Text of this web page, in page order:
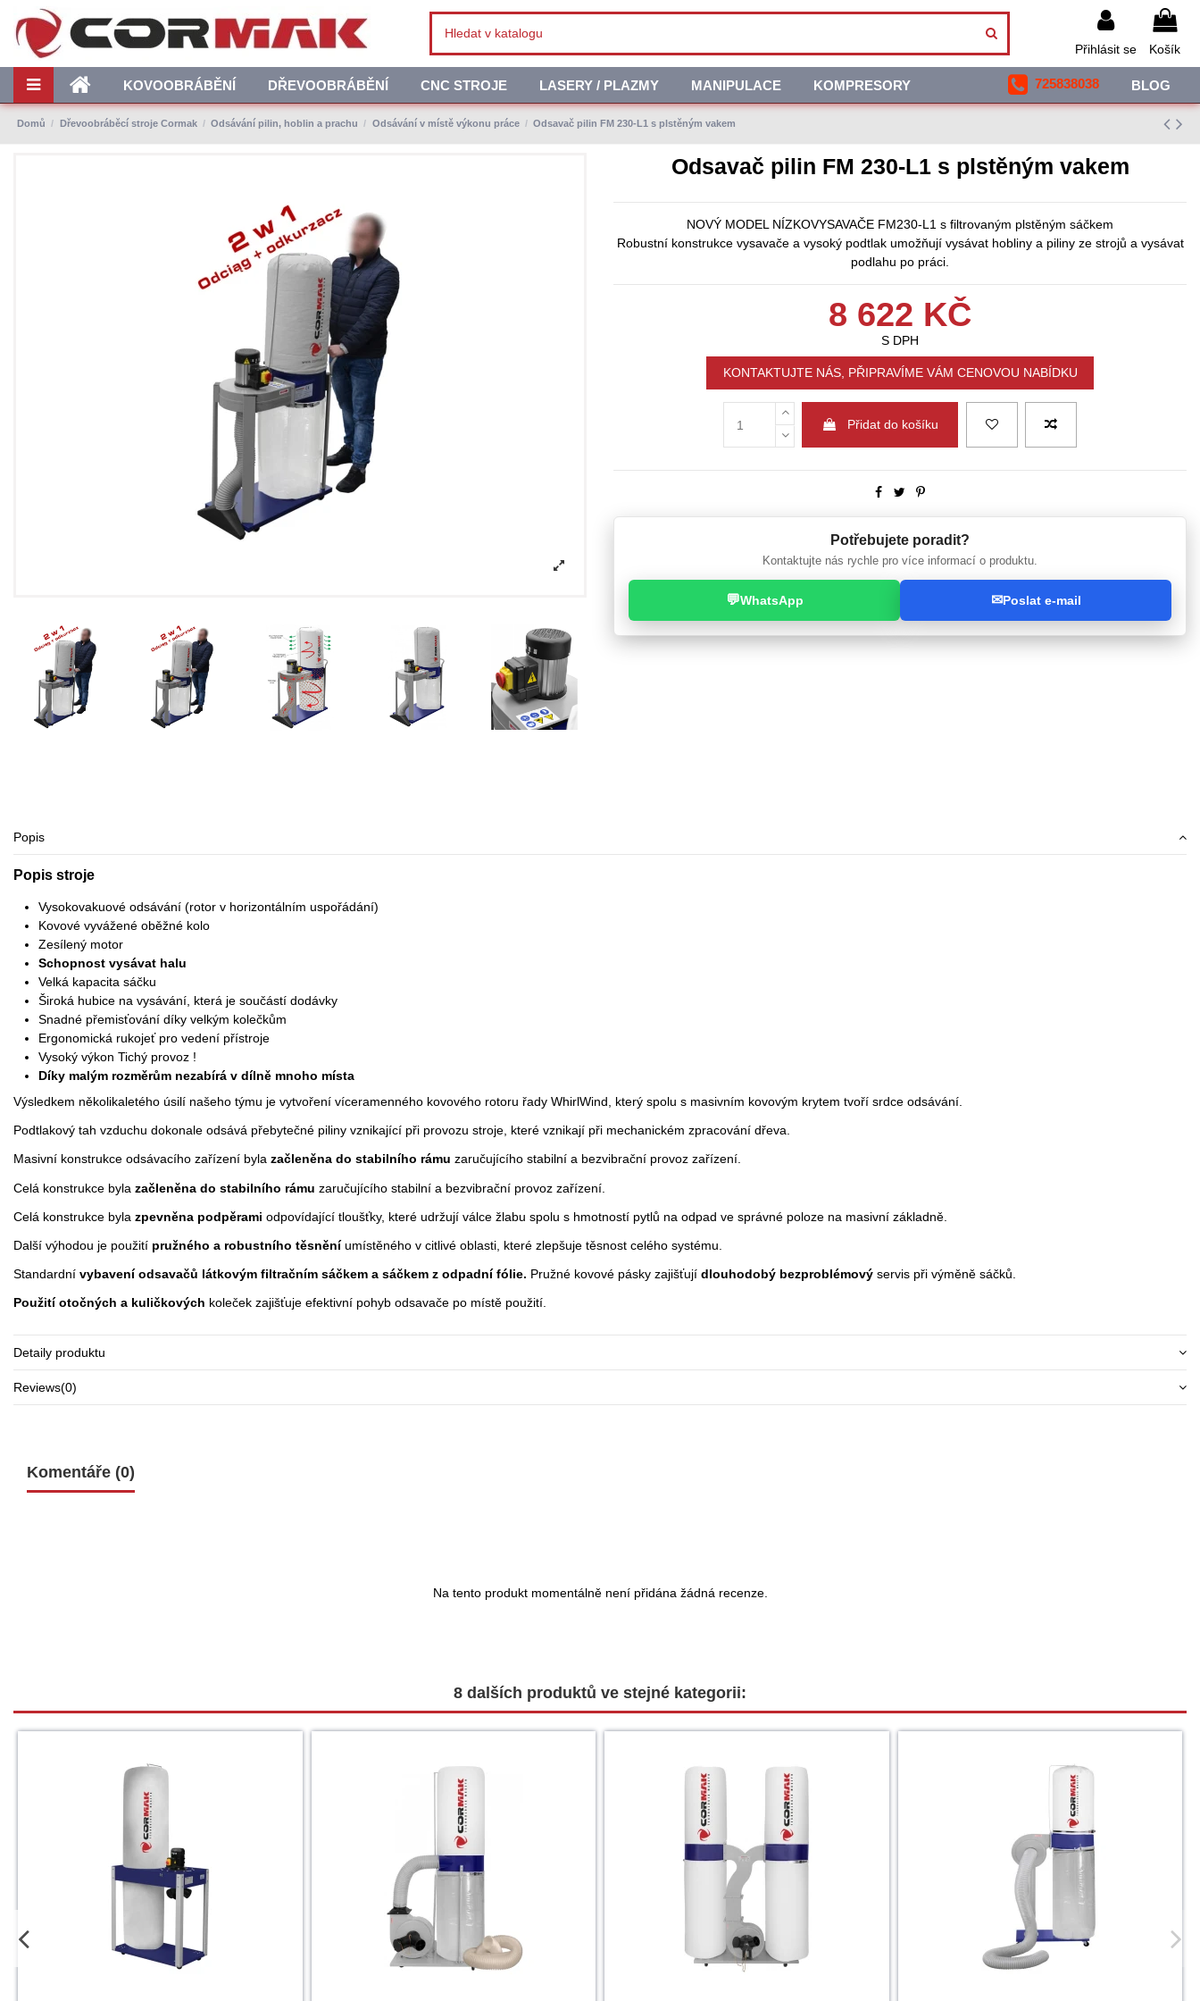
Přihlásit se Košík
KOVOOBRÁBĚNÍ DŘEVOOBRÁBĚNÍ CNC STROJE LASERY / PLAZMY MANIPULACE KOMPRESORY BLOG
725838038
Domů Dřevoobráběcí stroje Cormak Odsávání pilin, hoblin a prachu Odsávání v místě výkonu práce Odsavač pilin FM 230-L1 s plstěným vakem
Odsavač pilin FM 230-L1 s plstěným vakem
NOVÝ MODEL NÍZKOVYSAVAČE FM230-L1 s filtrovaným plstěným sáčkem
Robustní konstrukce vysavače a vysoký podtlak umožňují vysávat hobliny a piliny ze strojů a vysávat
podlahu po práci.
8 622 KČ
S DPH
KONTAKTUJTE NÁS, PŘIPRAVÍME VÁM CENOVOU NABÍDKU
Přidat do košíku
Potřebujete poradit?
Kontaktujte nás rychle pro více informací o produktu.
💬WhatsApp ✉Poslat e-mail
Popis
Popis stroje
Vysokovakuové odsávání (rotor v horizontálním uspořádání)
Kovové vyvážené oběžné kolo
Zesílený motor
Schopnost vysávat halu
Velká kapacita sáčku
Široká hubice na vysávání, která je součástí dodávky
Snadné přemisťování díky velkým kolečkům
Ergonomická rukojeť pro vedení přístroje
Vysoký výkon Tichý provoz !
Díky malým rozměrům nezabírá v dílně mnoho místa
Výsledkem několikaletého úsilí našeho týmu je vytvoření víceramenného kovového rotoru řady WhirlWind, který spolu s masivním kovovým krytem tvoří srdce odsávání.
Podtlakový tah vzduchu dokonale odsává přebytečné piliny vznikající při provozu stroje, které vznikají při mechanickém zpracování dřeva.
Masivní konstrukce odsávacího zařízení byla začleněna do stabilního rámu zaručujícího stabilní a bezvibrační provoz zařízení.
Celá konstrukce byla začleněna do stabilního rámu zaručujícího stabilní a bezvibrační provoz zařízení.
Celá konstrukce byla zpevněna podpěrami odpovídající tloušťky, které udržují válce žlabu spolu s hmotností pytlů na odpad ve správné poloze na masivní základně.
Další výhodou je použití pružného a robustního těsněníumístěného v citlivé oblasti, které zlepšuje těsnost celého systému.
Standardní vybavení odsavačů látkovým filtračním sáčkem a sáčkem z odpadní fólie. Pružné kovové pásky zajišťují dlouhodobý bezproblémový servis při výměně sáčků.
Použití otočných a kuličkových koleček zajišťuje efektivní pohyb odsavače po místě použití.
Detaily produktu
Reviews(0)
Komentáře (0)
Na tento produkt momentálně není přidána žádná recenze.
8 dalších produktů ve stejné kategorii: